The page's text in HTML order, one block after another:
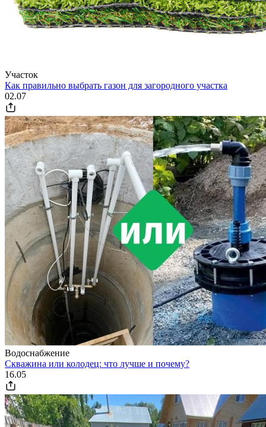
Участок
Как правильно выбрать газон для загородного участка
02.07
Водоснабжение
Скважина или колодец: что лучше и почему?
16.05